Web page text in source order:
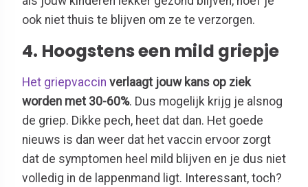
ook niet thuis te blijven om ze te verzorgen.
4. Hoogstens een mild griepje
Het griepvaccin verlaagt jouw kans op ziek
worden met 30-60%. Dus mogelijk krijg je alsnog
de griep. Dikke pech, heet dat dan. Het goede
nieuws is dan weer dat het vaccin ervoor zorgt
dat de symptomen heel mild blijven en je dus niet
volledig in de lappenmand ligt. Interessant, toch?